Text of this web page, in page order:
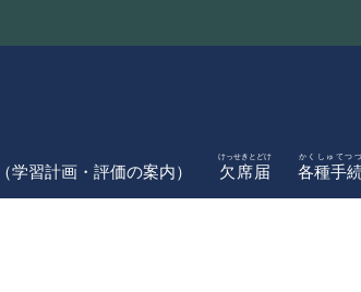
学習計画・評価の案内） 欠席届
けっせきとどけ
各種手
かくしゅてつづ
感染症
かんせんしょうと